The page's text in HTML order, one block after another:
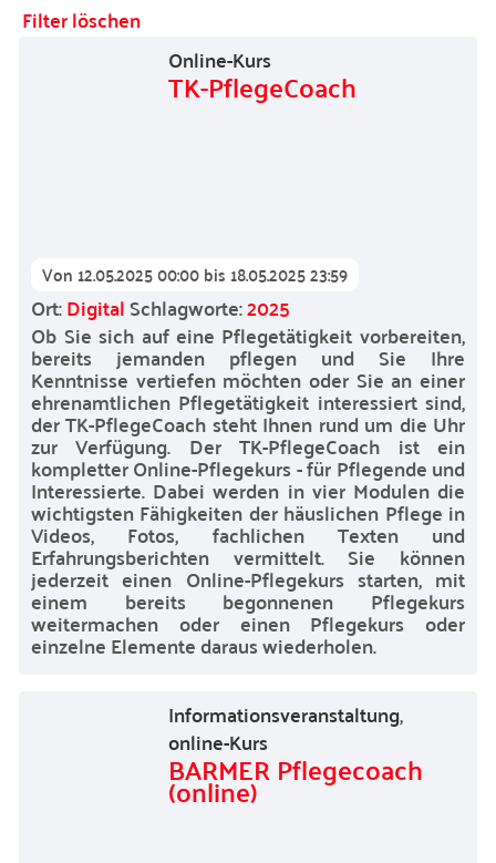
Filter löschen
Online-Kurs
TK-PflegeCoach
Von 12.05.2025 00:00bis 18.05.2025 23:59
Ort:DigitalSchlagworte:2025
Ob Sie sich auf eine Pflegetätigkeit vorbereiten,
bereits jemanden pflegen und Sie Ihre
Kenntnisse vertiefen möchten oder Sie an einer
ehrenamtlichen Pflegetätigkeit interessiert sind,
der TK-PflegeCoach steht Ihnen rund um die Uhr
zur Verfügung. Der TK-PflegeCoach ist ein
kompletter Online-Pflegekurs - für Pflegende und
Interessierte. Dabei werden in vier Modulen die
wichtigsten Fähigkeiten der häuslichen Pflege in
Videos, Fotos, fachlichen Texten und
Erfahrungsberichten vermittelt. Sie können
jederzeit einen Online-Pflegekurs starten, mit
einem bereits begonnenen Pflegekurs
weitermachen oder einen Pflegekurs oder
einzelne Elemente daraus wiederholen.
Informationsveranstaltung,
online-Kurs
BARMER Pflegecoach
(online)